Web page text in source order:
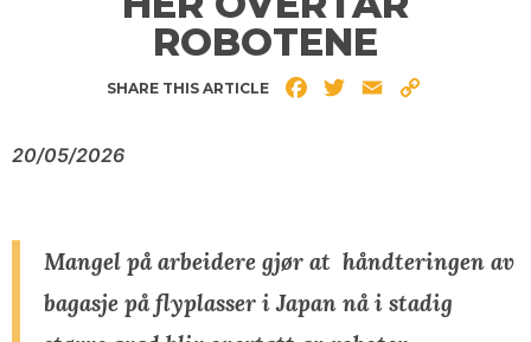
ROBOTENE
SHARE THIS ARTICLE FacebookTwitterEmail
20/05/2026
Mangel på arbeidere gjør at håndteringen av
bagasje på flyplasser i Japan nå i stadig